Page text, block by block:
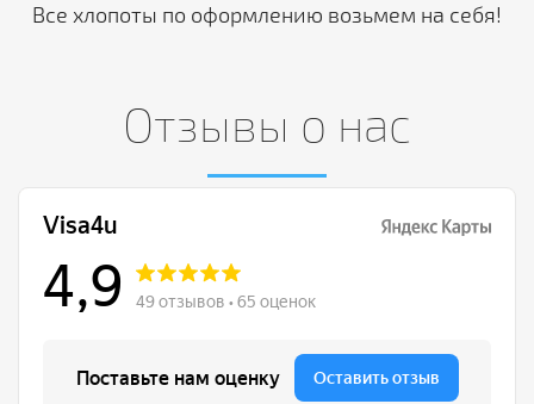
Все хлопоты по оформлению возьмем на себя!
Отзывы о нас